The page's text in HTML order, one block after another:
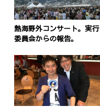
熱海野外コンサート。実行
委員会からの報告。